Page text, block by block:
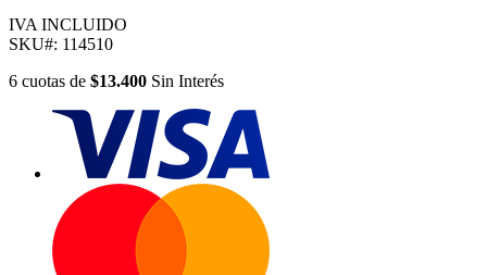
IVA INCLUIDO
SKU#: 114510
6 cuotas de $13.400 Sin Interés